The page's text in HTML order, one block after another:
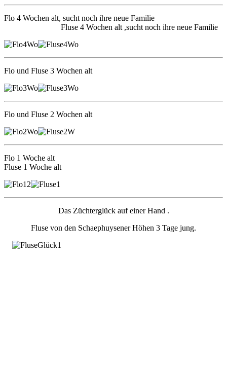
Flo 4 Wochen alt, sucht noch ihre neue Familie
Fluse 4 Wochen alt ,sucht noch ihre neue Familie
Flo und Fluse 3 Wochen alt
Flo und Fluse 2 Wochen alt
Flo 1 Woche alt
Fluse 1 Woche alt
Das Züchterglück auf einer Hand .
Fluse von den Schaephuysener Höhen 3 Tage jung.